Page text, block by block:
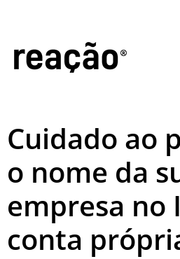
Cuidado ao
o nome da
empresa no
conta